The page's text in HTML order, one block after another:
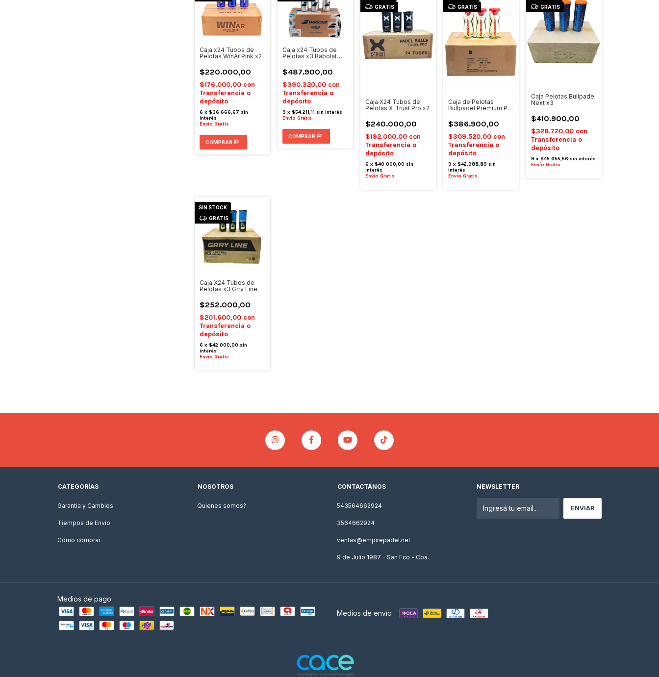
Caja x24 Tubos de
Pelotas WinAr Pink x2
$220.000,00
$176.000,00 con
Transferencia o
depósito
6 x $36.666,67 sin
interés
Envío Gratis
Caja x24 Tubos de
Pelotas x3 Babolat
$487.900,00
$390.320,00 con
Transferencia o
depósito
9 x $54.211,11 sin interés
Envío Gratis
GRATIS
Caja X24 Tubos de
Pelotas X-Trust Pro x2
$240.000,00
$192.000,00 con
Transferencia o
depósito
6 x $40.000,00 sin
interés
Envío Gratis
GRATIS
Caja de Pelotas
Bullpadel Premium Pro
$386.900,00
$309.520,00 con
Transferencia o
depósito
9 x $42.988,89 sin
interés
Envío Gratis
GRATIS
Caja Pelotas Bullpadel
Next x3
$410.900,00
$328.720,00 con
Transferencia o
depósito
9 x $45.655,56 sin interés
Envío Gratis
SIN STOCK
GRATIS
Caja X24 Tubos de
Pelotas x3 Grry Line
$252.000,00
$201.600,00 con
Transferencia o
depósito
6 x $42.000,00 sin
interés
Envío Gratis
CATEGORÍAS
Garantia y Cambios
Tiempos de Envio
Cómo comprar
NOSOTROS
Quienes somos?
CONTACTÁNOS
543564662924
3564662924
ventas@empirepadel.net
9 de Julio 1987 - San Fco - Cba.
NEWSLETTER
Medios de pago
Medios de envío